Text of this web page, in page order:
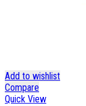
Add to wishlist
Compare
Quick View